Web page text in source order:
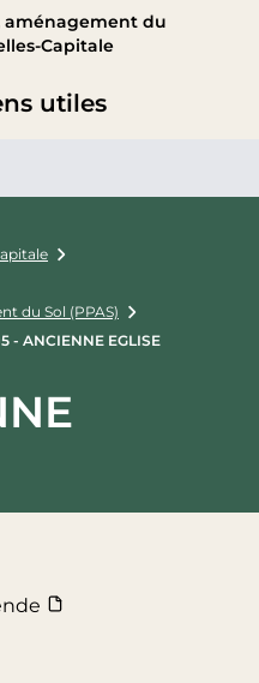
aménagement du
Capitale
utiles
du Sol (PPAS)
- ANCIENNE EGLISE